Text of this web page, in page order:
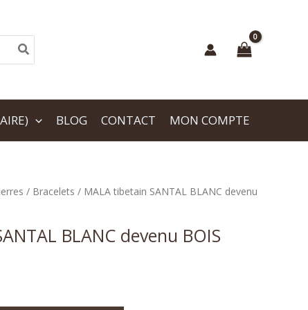
BLOG CONTACT MON COMPTE
/ Bracelets / MALA tibetain SANTAL BLANC devenu
BLANC devenu BOIS